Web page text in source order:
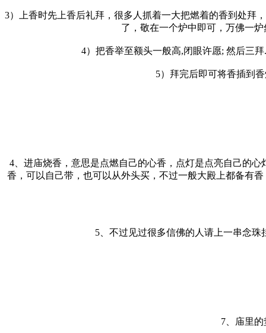
3）上香时先上香后礼拜，很多人抓着一大把燃着的香到处拜
了，敬在一个炉中即可，万佛一
4）把香举至额头一般高,闭眼许愿; 然后三
5）拜完后即可将香插到
4、进庙烧香，意思是点燃自己的心香，点灯是点亮自己的
香，可以自己带，也可以从外头买，不过一般大殿上都备有
5、不过见过很多信佛的人请上一串念
7、庙里